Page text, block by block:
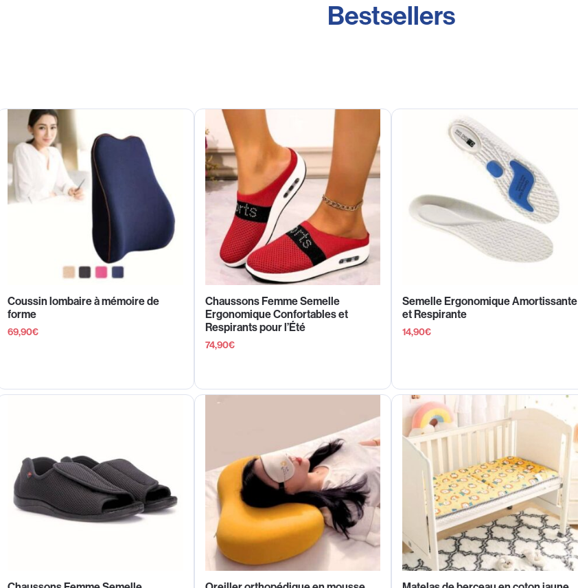
Bestsellers
Coussin lombaire à mémoire de
forme
69,90€
Chaussons Femme Semelle
Ergonomique Confortables et
Respirants pour l’Été
74,90€
Semelle Ergonomique Amortissante
et Respirante
14,90€